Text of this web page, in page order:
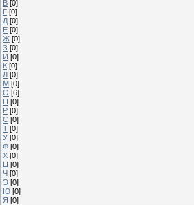
В [0]
Г [0]
Д [0]
Е [0]
Ж [0]
З [0]
И [0]
К [0]
Л [0]
М [0]
О [6]
П [0]
Р [0]
С [0]
Т [0]
У [0]
Ф [0]
Х [0]
Ц [0]
Ч [0]
Э [0]
Ю [0]
Я [0]